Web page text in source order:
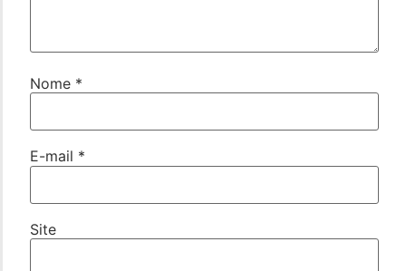
Nome *
E-mail *
Site